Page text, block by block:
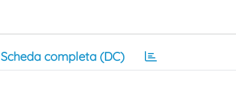
Scheda completa (DC)